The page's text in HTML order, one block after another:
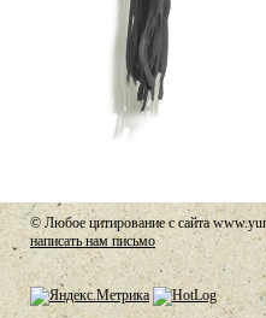
© Любое цитирование с сайта
написать нам письмо